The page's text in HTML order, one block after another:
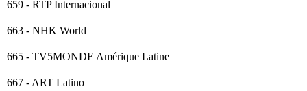
659 - RTP Internacional
663 - NHK World
665 - TV5MONDE Amérique Latine
667 - ART Latino